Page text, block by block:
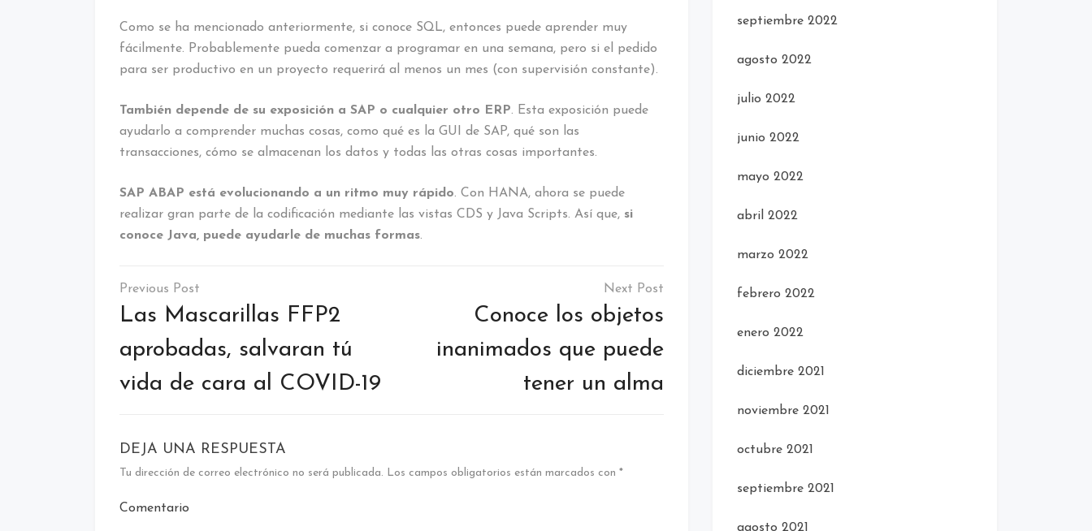
Como se ha mencionado anteriormente, si conoce SQL, entonces puede aprender muy
fácilmente. Probablemente pueda comenzar a programar en una semana, pero si el pedido
para ser productivo en un proyecto requerirá al menos un mes (con supervisión constante).
También depende de su exposición a SAP o cualquier otro ERP. Esta exposición puede
ayudarlo a comprender muchas cosas, como qué es la GUI de SAP, qué son las
transacciones, cómo se almacenan los datos y todas las otras cosas importantes.
SAP ABAP está evolucionando a un ritmo muy rápido. Con HANA, ahora se puede
realizar gran parte de la codificación mediante las vistas CDS y Java Scripts. Así que, si
conoce Java, puede ayudarle de muchas formas.
Navegación
de
entradas
Las Mascarillas FFP2
aprobadas, salvaran tú
vida de cara al COVID-19
Conoce los objetos
inanimados que puede
tener un alma
DEJA UNA RESPUESTA
Tu dirección de correo electrónico no será publicada. Los campos obligatorios están marcados con *
Comentario
septiembre 2022
agosto 2022
julio 2022
junio 2022
mayo 2022
abril 2022
marzo 2022
febrero 2022
enero 2022
diciembre 2021
noviembre 2021
octubre 2021
septiembre 2021
agosto 2021